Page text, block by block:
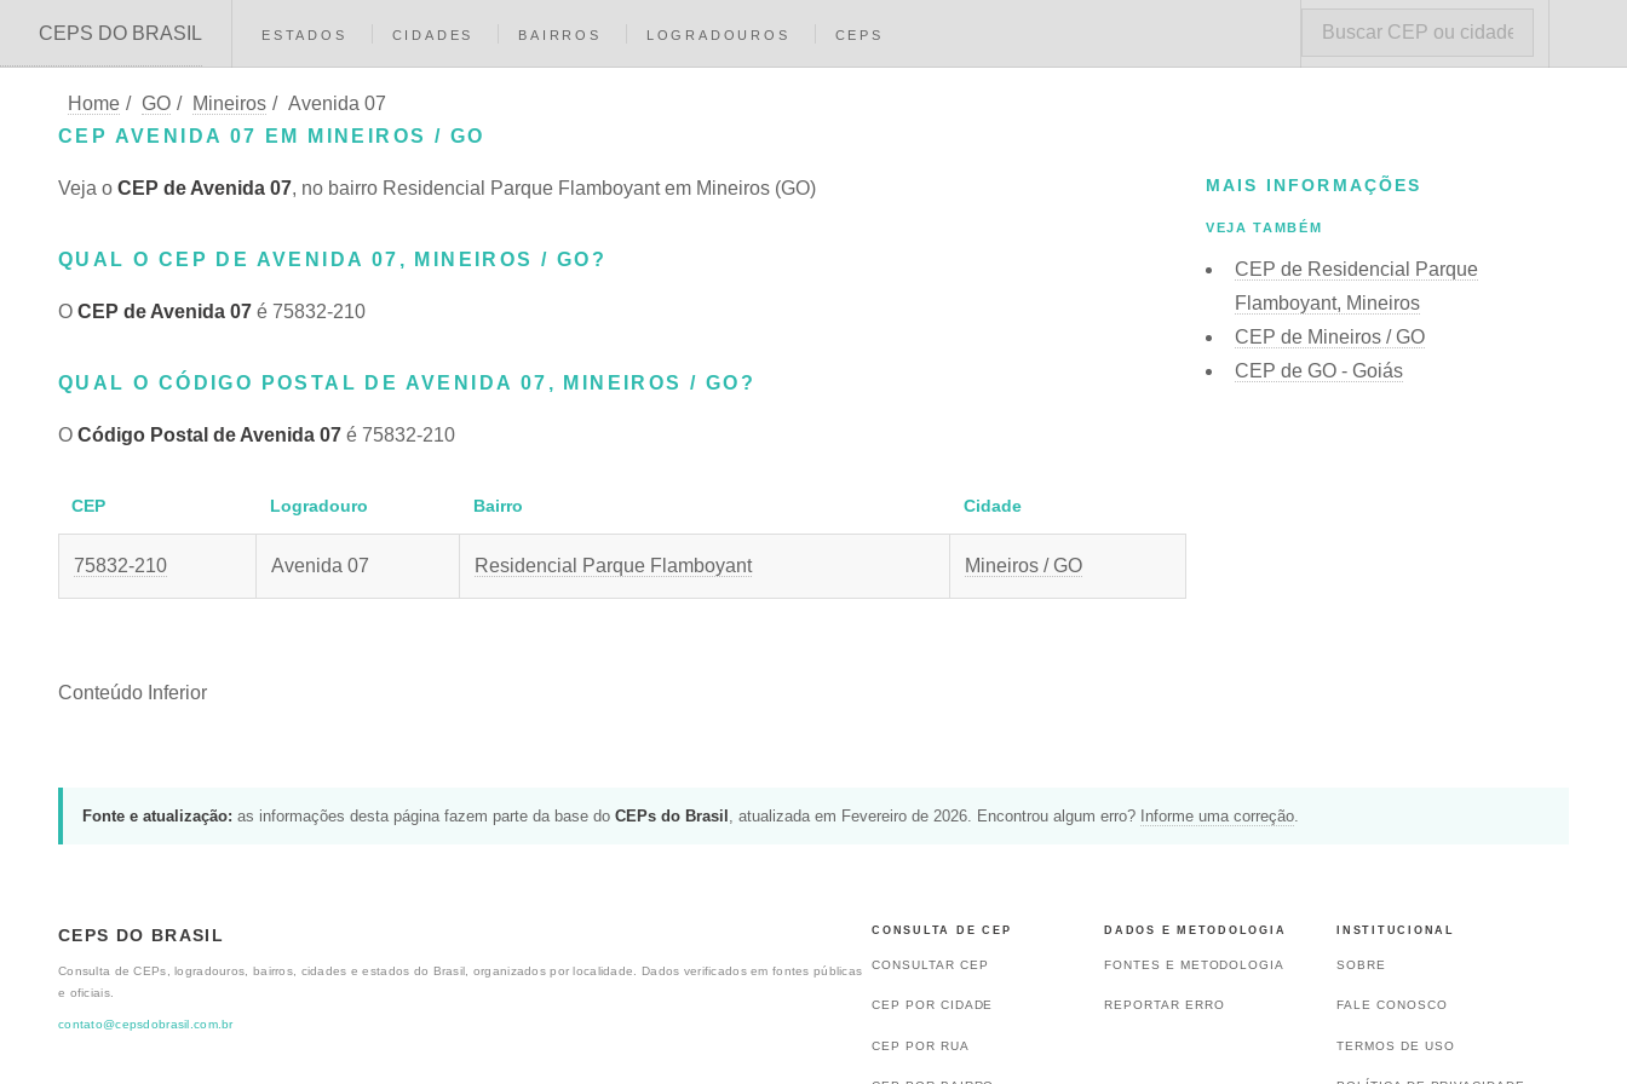
CEPS DO BRASIL ESTADOS CIDADES BAIRROS LOGRADOUROS CEPS
Home / GO / Mineiros / Avenida 07
CEP AVENIDA 07 EM MINEIROS / GO
Veja o CEP de Avenida 07, no bairro Residencial Parque Flamboyant em Mineiros (GO)
QUAL O CEP DE AVENIDA 07, MINEIROS / GO?
O CEP de Avenida 07 é 75832-210
QUAL O CÓDIGO POSTAL DE AVENIDA 07, MINEIROS / GO?
O Código Postal de Avenida 07 é 75832-210
CEP Logradouro Bairro Cidade
75832-210 Avenida 07 Residencial Parque Flamboyant Mineiros / GO
Conteúdo Inferior
MAIS INFORMAÇÕES
VEJA TAMBÉM
CEP de Residencial Parque
Flamboyant, Mineiros
CEP de Mineiros / GO
CEP de GO - Goiás
Fonte e atualização: as informações desta página fazem parte da base do CEPs do Brasil , atualizada em Fevereiro de 2026. Encontrou algum erro? Informe uma correção
CEPS DO BRASIL
Consulta de CEPs, logradouros, bairros, cidades e estados do Brasil, organizados por localidade. Dados verificados em fontes públicas
e oficiais.
contato@cepsdobrasil.com.br
CONSULTA DE CEP
CONSULTAR CEP
CEP POR CIDADE
CEP POR RUA
DADOS E METODOLOGIA
FONTES E METODOLOGIA
REPORTAR ERRO
INSTITUCIONAL
SOBRE
FALE CONOSCO
TERMOS DE USO